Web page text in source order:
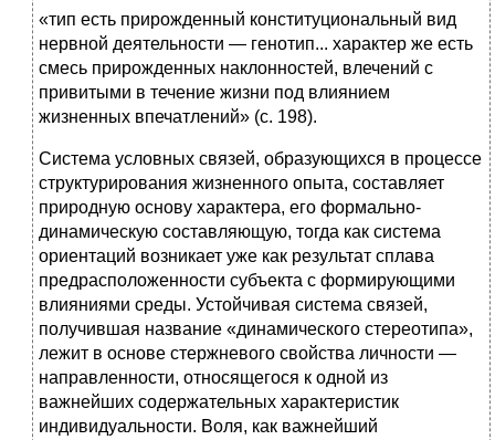
«тип есть прирожденный конституциональный вид
нервной деятельности — генотип... характер же есть
смесь прирожденных наклонностей, влечений с
привитыми в течение жизни под влиянием
жизненных впечатлений» (с. 198).
Система условных связей, образующихся в процессе
структурирования жизненного опыта, составляет
природную основу характера, его формально-
динамическую составляющую, тогда как система
ориентаций возникает уже как результат сплава
предрасположенности субъекта с формирующими
влияниями среды. Устойчивая система связей,
получившая название «динамического стереотипа»,
лежит в основе стержневого свойства личности —
направленности, относящегося к одной из
важнейших содержательных характеристик
индивидуальности. Воля, как важнейший